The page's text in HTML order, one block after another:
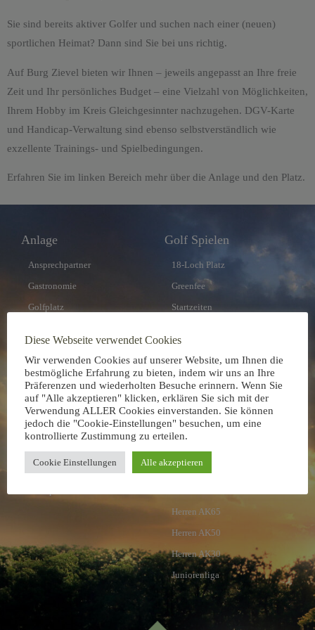
Sie sind bereits aktiver Golfer und suchen nach einer (neuen)
sportlichen Heimat? Dann sind Sie bei uns richtig.
Auf Burg Zievel bieten wir Ihnen – jeweils angepasst an Ihre freie
Zeit und Ihr persönliches Budget – eine Vielzahl von Möglichkeiten,
Ihrem Hobby im Kreis Gleichgesinnter nachzugehen. DGV-Karte
und Handicap-Verwaltung sind ebenso selbstverständlich wie
exzellente Trainings- und Spielbedingungen.
Erfahren Sie im linken Bereich mehr über die Anlage und den Platz.
Anlage
Ansprechpartner
Gastronomie
Golfplatz
Golf Spielen
18-Loch Platz
Greenfee
Startzeiten
Wettspiele
Hall of Fame
Rangliste
Mannschaften
Clubmannschaften
Damen AK50
Herren AK65
Herren AK50
Herren AK30
Juniorenliga
Diese Webseite verwendet Cookies
Wir verwenden Cookies auf unserer Website, um Ihnen die
bestmögliche Erfahrung zu bieten, indem wir uns an Ihre
Präferenzen und wiederholten Besuche erinnern. Wenn Sie
auf "Alle akzeptieren" klicken, erklären Sie sich mit der
Verwendung ALLER Cookies einverstanden. Sie können
jedoch die "Cookie-Einstellungen" besuchen, um eine
kontrollierte Zustimmung zu erteilen.
Cookie Einstellungen Alle akzeptieren